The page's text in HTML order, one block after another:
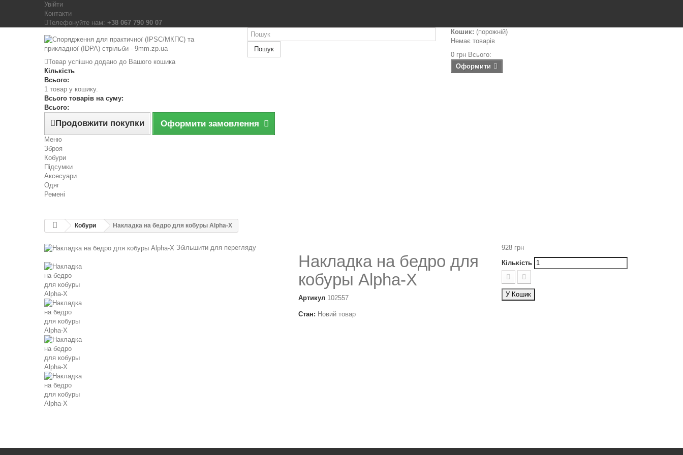
Увійти
Контакти
Телефонуйте нам: +38 067 790 90 07
Пошук
Кошик: (порожній)
Немає товарів
0 грн Всього:
Оформити
Товар успішно додано до Вашого кошика
Кількість
Всього:
1 товар у кошику.
Всього товарів на суму:
Всього:
Продовжити покупки Оформити замовлення
Меню
Зброя
Кобури
Підсумки
Аксесуари
Одяг
Ремені
Кобури Накладка на бедро для кобуры Alpha-X
Збільшити для перегляду
Накладка на бедро для
кобуры Alpha-X
Артикул 102557
Стан: Новий товар
928 грн
Кількість
У Кошик